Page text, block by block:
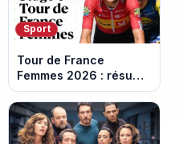
Sport
Tour de France
Femmes 2026 : résumé
vidéo de la 6e étape
entre Montbrison et
Tournon-sur-Rhône